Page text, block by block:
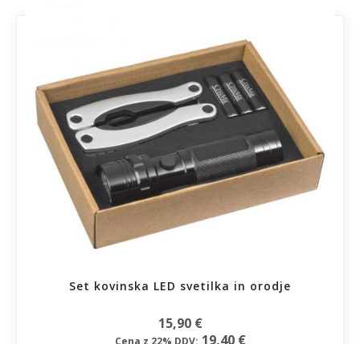
Set kovinska LED svetilka in orodje
15,90 €
Cena z 22% DDV: 19,40 €